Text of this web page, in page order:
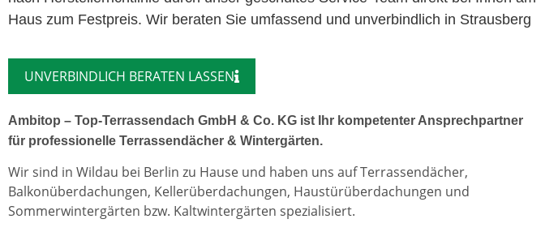
Haus zum Festpreis. Wir beraten Sie umfassend und unverbindlich in Strausberg
UNVERBINDLICH BERATEN LASSEN
Ambitop – Top-Terrassendach GmbH & Co. KG ist Ihr kompetenter Ansprechpartner
für professionelle Terrassendächer & Wintergärten.
Wir sind in Wildau bei Berlin zu Hause und haben uns auf Terrassendächer,
Balkonüberdachungen, Kellerüberdachungen, Haustürüberdachungen und
Sommerwintergärten bzw. Kaltwintergärten spezialisiert.